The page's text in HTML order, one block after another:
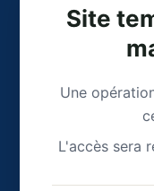
Site
Une
L'accès sera